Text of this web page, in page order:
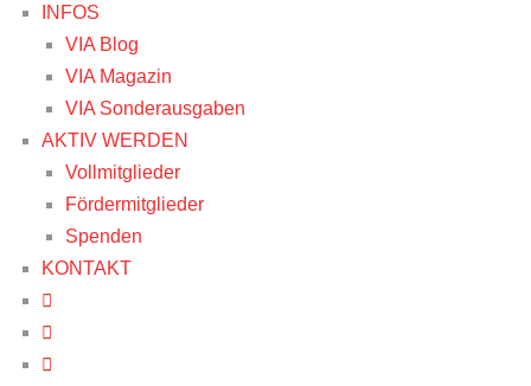
INFOS
VIA Blog
VIA Magazin
VIA Sonderausgaben
AKTIV WERDEN
Vollmitglieder
Fördermitglieder
Spenden
KONTAKT